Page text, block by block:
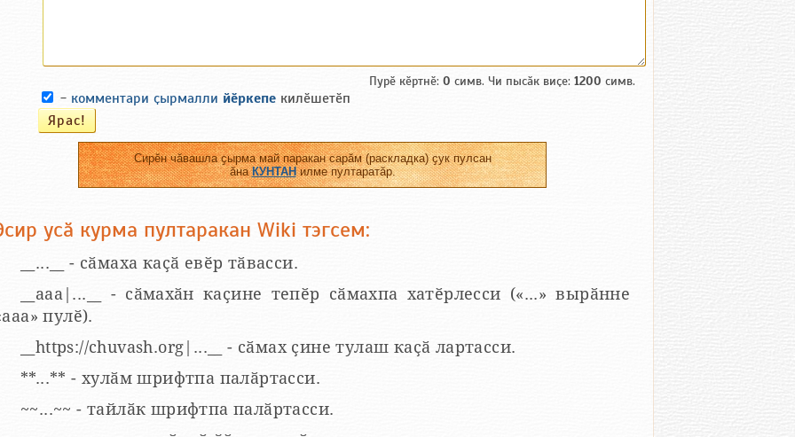
Пурӗ кӗртнӗ: 0 симв. Чи пысӑк виҫе: 1200 симв.
- комментари ҫырмалли йӗркепе килӗшетӗп
Сирӗн чӑвашла ҫырма май паракан сарӑм (раскладка) ҫук пулсан
ӑнаКУНТАНилме пултаратӑр.
усӑ курма пултаракан Wiki тэгсем:
__...__ - сӑмаха каҫӑ евӗр тӑвасси.
__aaa|...__ - сӑмахӑн каҫине тепӗр сӑмахпа хатӗрлесси («...» вырӑнне
пулӗ).
__https://chuvash.org|...__ - сӑмах ҫине тулаш каҫӑ лартасси.
**...** - хулӑм шрифтпа палӑртасси.
~~...~~ - тайлӑк шрифтпа палӑртасси.